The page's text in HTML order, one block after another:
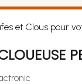
et Clous pour